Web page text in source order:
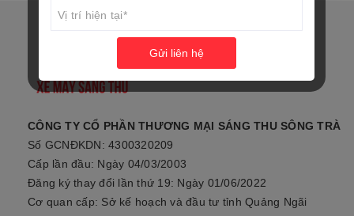
CÔNG TY CỔ PHẦN THƯƠNG MẠI SÁNG THU SÔNG TRÀ
Số GCNĐKDN: 4300320209
Cấp lần đầu: Ngày 04/03/2003
Đăng ký thay đổi lần thứ 19: Ngày 01/06/2022
Cơ quan cấp: Sở kế hoạch và đầu tư tỉnh Quảng Ngãi
Gửi liên hệ